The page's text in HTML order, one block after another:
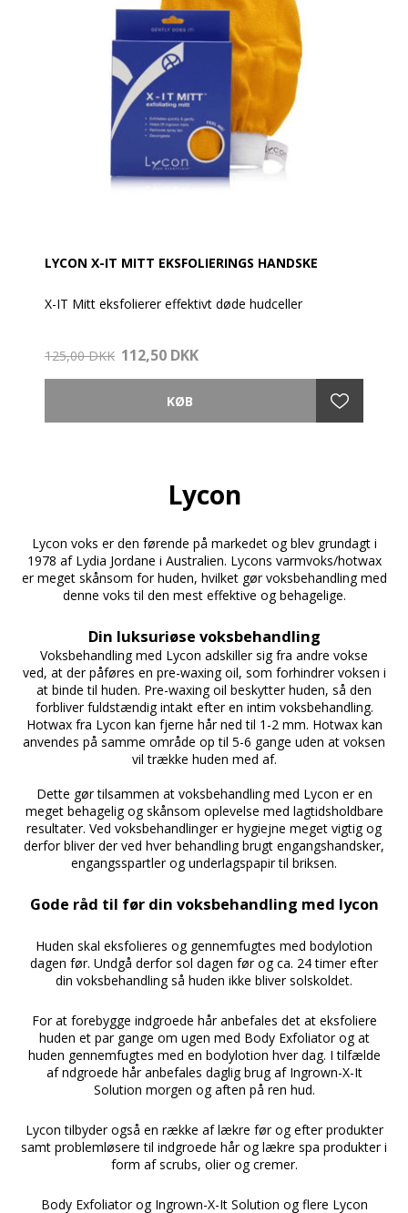
mild duft af Tea-Tree og Lavendel.
LYCON X-IT MITT EKSFOLIERINGS HANDSKE
X-IT Mitt eksfolierer effektivt døde hudceller
standarder. Den eksfolierer effektivt døde hudceller,
hjælper med at løfte indgroede hår og stimulerer
Brug X-it Mitt 1 til 2 gange om ugen.
med X-it Mitt i en fast og cirkulær bevægelse. Påfør
rensegel igen og skyl godt efter. At have en handske
på hver hånd samtidig kan anbefales!
125,00 DKK 112,50 DKK
Lycon
Lycon voks er den førende på markedet og blev grundagt i
1978 af Lydia Jordane i Australien. Lycons varmvoks/hotwax
er meget skånsom for huden, hvilket gør voksbehandling med
denne voks til den mest effektive og behagelige.
Din luksuriøse voksbehandling
Voksbehandling med Lycon adskiller sig fra andre vokse
ved, at der påføres en pre-waxing oil, som forhindrer voksen i
at binde til huden. Pre-waxing oil beskytter huden, så den
forbliver fuldstændig intakt efter en intim voksbehandling.
Hotwax fra Lycon kan fjerne hår ned til 1-2 mm. Hotwax kan
anvendes på samme område op til 5-6 gange uden at voksen
vil trække huden med af.
Dette gør tilsammen at voksbehandling med Lycon er en
meget behagelig og skånsom oplevelse med lagtidsholdbare
resultater. Ved voksbehandlinger er hygiejne meget vigtig og
derfor bliver der ved hver behandling brugt engangshandsker,
engangsspartler og underlagspapir til briksen.
Gode råd til før din voksbehandling med lycon
Huden skal eksfolieres og gennemfugtes med bodylotion
dagen før. Undgå derfor sol dagen før og ca. 24 timer efter
din voksbehandling så huden ikke bliver solskoldet.
For at forebygge indgroede hår anbefales det at eksfoliere
huden et par gange om ugen med Body Exfoliator og at
huden gennemfugtes med en bodylotion hver dag. I tilfælde
af ndgroede hår anbefales daglig brug af Ingrown-X-It
Solution morgen og aften på ren hud.
Lycon tilbyder også en række af lækre før og efter produkter
samt problemløsere til indgroede hår og lækre spa produkter i
form af scrubs, olier og cremer.
Body Exfoliator og Ingrown-X-It Solution og flere Lycon